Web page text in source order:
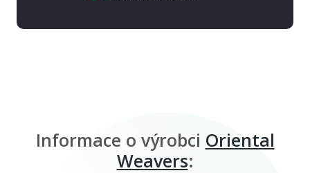
Informace o výrobci Oriental
Weavers: